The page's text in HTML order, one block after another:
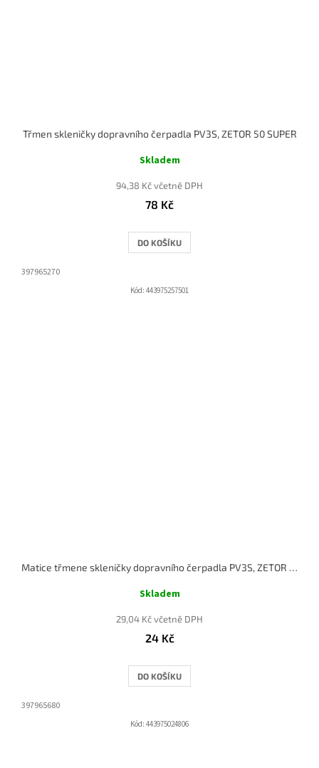
Třmen skleničky dopravního čerpadla PV3S, ZETOR 50 SUPER
Skladem
94,38 Kč včetně DPH
78 Kč
DO KOŠÍKU
397965270
Kód: 443975257501
Matice třmene skleničky dopravního čerpadla PV3S, ZETOR 50 SUPER
Skladem
29,04 Kč včetně DPH
24 Kč
DO KOŠÍKU
397965680
Kód: 443975024806